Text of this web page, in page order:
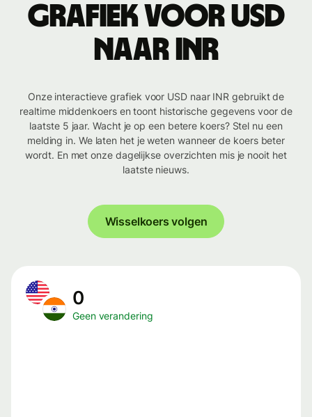
Grafiek voor USD
naar INR
Onze interactieve grafiek voor USD naar INR gebruikt de
realtime middenkoers en toont historische gegevens voor de
laatste 5 jaar. Wacht je op een betere koers? Stel nu een
melding in. We laten het je weten wanneer de koers beter
wordt. En met onze dagelijkse overzichten mis je nooit het
laatste nieuws.
Wisselkoers volgen
0
Geen verandering